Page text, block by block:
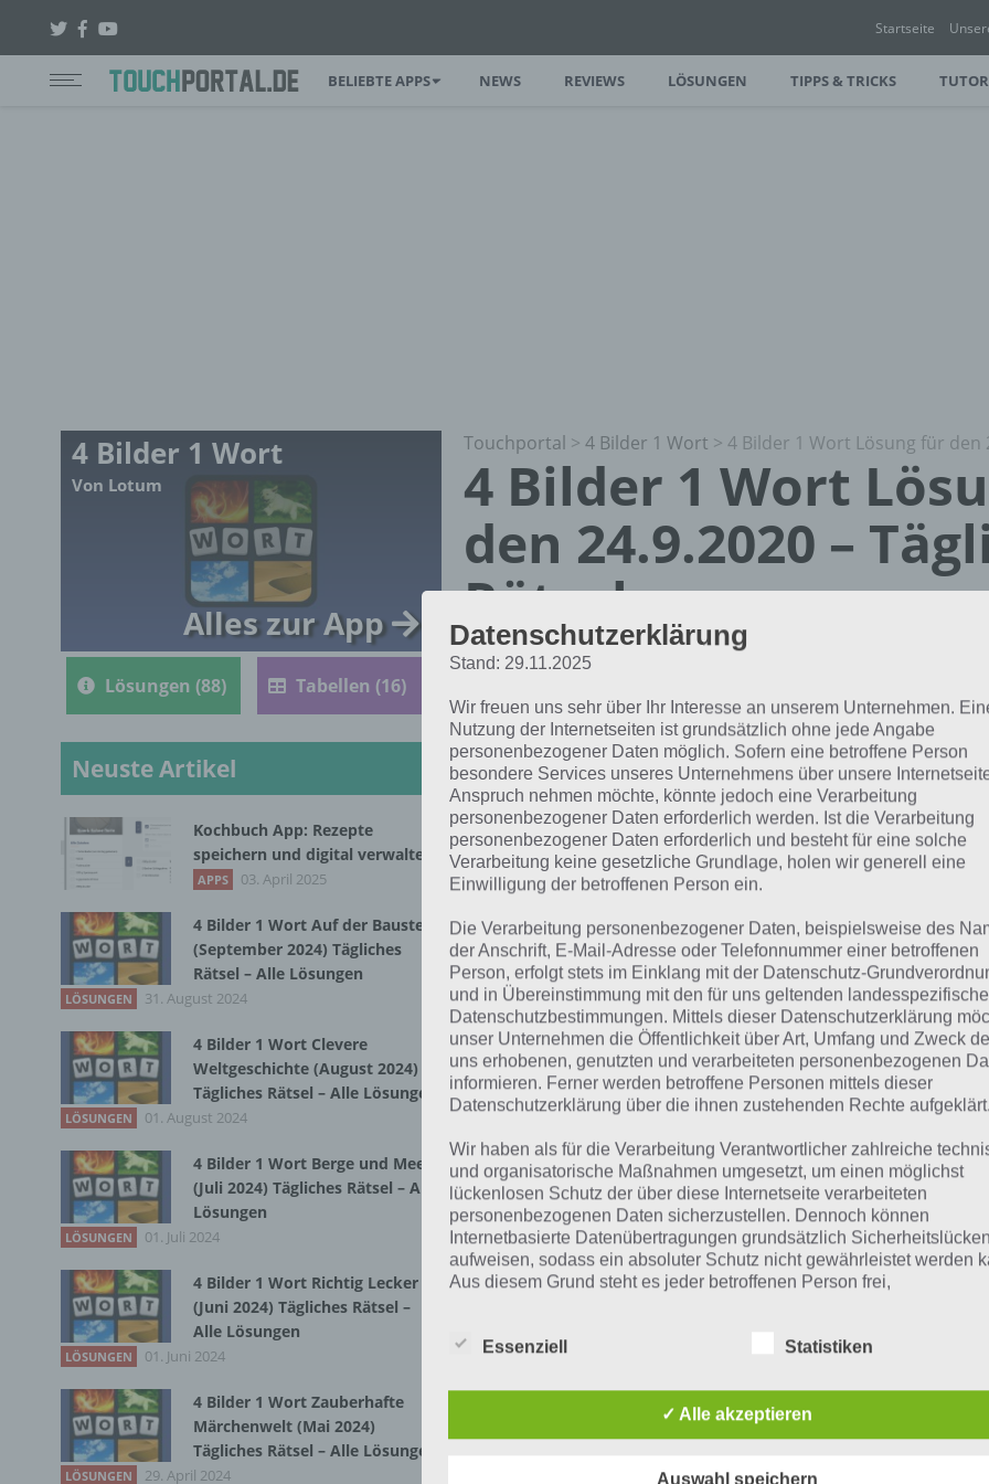
Startseite
BELIEBTE APPS NEWS REVIEWS LÖSUNGEN TIPPS & TRICKS
Touchportal > 4 Bilder 1 Wort > 4 Bilder 1 Wort Lösung für den
4 Bilder 1 Wort
den 24.9.2020 –
Rätsel
Paul Stelzer
App Empfehlung: IQ Test App
Mit zahlreichen Aufgaben zum Knobeln und Üben
JETZT KOSTENLOS HERUNTERLADEN
Die Lösung für das tägliche Rätsel vom 24.9.2020 zu Kenia
Bilder 1 Wort. Wenn du dort aktuell feststeckst, hier die
DEO
Du suchst eine andere Lösung?
Tägliches BONUS Rätsel:Zur Lösung vom 24.9.2020
Rätsel aus dem Jahr 2019:Schau mal, was vor einem Jahr,
Zur Übersicht:4 Bilder 1 Wort Lösungen zu Kenia im
4 Bilder 1 Wort
Von Lotum
Alles zur App
Lösungen (88) Tabellen (16)
Neuste Artikel
Kochbuch App: Rezepte
speichern und digital verwalten
APPS 03. April 2025
4 Bilder 1 Wort Auf der Baustelle
(September 2024) Tägliches
Rätsel – Alle Lösungen
LÖSUNGEN 31. August 2024
4 Bilder 1 Wort Clevere
Weltgeschichte (August 2024)
Tägliches Rätsel – Alle Lösungen
LÖSUNGEN 01. August 2024
4 Bilder 1 Wort Berge und Meer
(Juli 2024) Tägliches Rätsel – Alle
Lösungen
LÖSUNGEN 01. Juli 2024
4 Bilder 1 Wort Richtig Lecker
(Juni 2024) Tägliches Rätsel –
Alle Lösungen
LÖSUNGEN 01. Juni 2024
4 Bilder 1 Wort Zauberhafte
Märchenwelt (Mai 2024)
Tägliches Rätsel – Alle Lösungen
LÖSUNGEN 29. April 2024
Datenschutzerklärung
Stand: 29.11.2025
Wir freuen uns sehr über Ihr Interesse an unserem Unternehmen.
Nutzung der Internetseiten ist grundsätzlich ohne jede Angabe
personenbezogener Daten möglich. Sofern eine betroffene Person
besondere Services unseres Unternehmens über unsere
Anspruch nehmen möchte, könnte jedoch eine Verarbeitung
personenbezogener Daten erforderlich werden. Ist die Verarbeitung
personenbezogener Daten erforderlich und besteht für eine solche
Verarbeitung keine gesetzliche Grundlage, holen wir generell eine
Einwilligung der betroffenen Person ein.
Die Verarbeitung personenbezogener Daten, beispielsweise des
der Anschrift, E-Mail-Adresse oder Telefonnummer einer betroffenen
Person, erfolgt stets im Einklang mit der Datenschutz-
und in Übereinstimmung mit den für uns geltenden
Datenschutzbestimmungen. Mittels dieser Datenschutzerklärung
unser Unternehmen die Öffentlichkeit über Art, Umfang und Zweck
uns erhobenen, genutzten und verarbeiteten personenbezogenen
informieren. Ferner werden betroffene Personen mittels dieser
Datenschutzerklärung über die ihnen zustehenden Rechte aufgeklärt.
Wir haben als für die Verarbeitung Verantwortlicher zahlreiche
und organisatorische Maßnahmen umgesetzt, um einen möglichst
lückenlosen Schutz der über diese Internetseite verarbeiteten
personenbezogenen Daten sicherzustellen. Dennoch können
Internetbasierte Datenübertragungen grundsätzlich Sicherheitslücken
aufweisen, sodass ein absoluter Schutz nicht gewährleistet werden
Aus diesem Grund steht es jeder betroffenen Person frei,
Europäischen Richtlinien- und Verordnungsgeber beim Erlass der
Essenziell Statistiken
✓ Alle akzeptieren
Auswahl speichern